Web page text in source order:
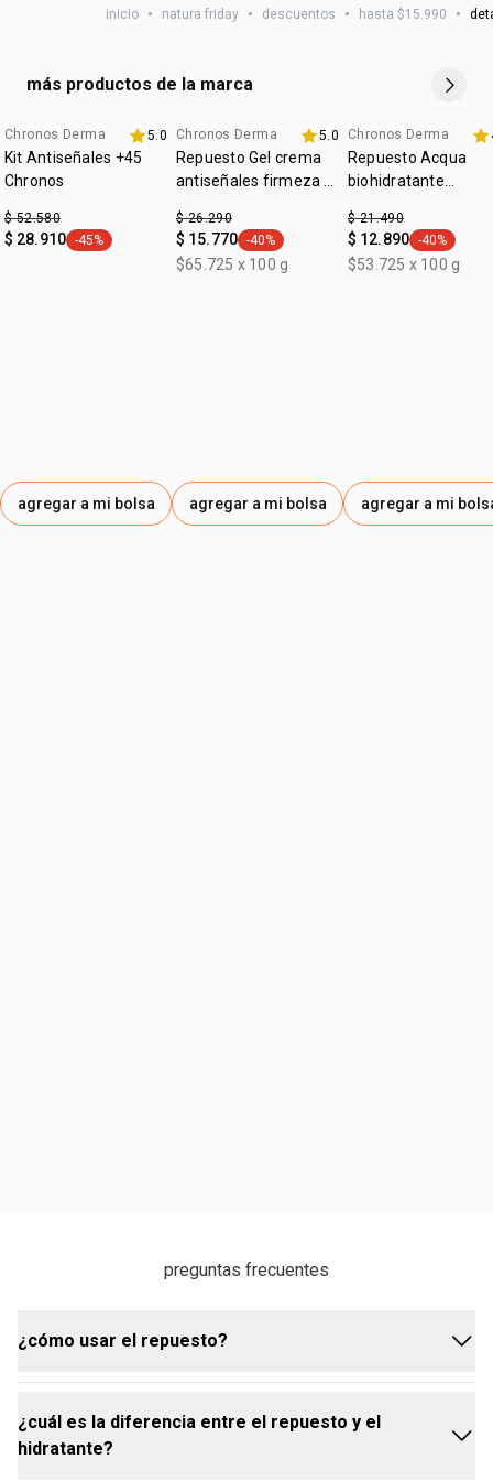
la disminución de residuos
y cuello limpios y secos, antes de la crema antiedad,
inicio • natura friday • descuentos • hasta $15.990 •
más productos de la marca
oferta Relámpago
Chronos Derma 5.0
Kit Antiseñales +45
Chronos
$ 52.580
$ 28.910 general.tag -45%
-45%
agregar a mi bolsa
Chronos Derma 5.0
Repuesto Gel crema
antiseñales​ firmeza y
45+ día
$ 26.290
$ 15.770 general.tag -40%
-40%
$65.725 x 100 g
agregar a mi bolsa
Chronos Derma
Repuesto Acqua
biohidratante
$ 21.490
$ 12.890 general.tag
-40%
$53.725 x 100 g
agregar a mi
preguntas frecuentes
¿cómo usar el repuesto?
retira el repuesto antiguo del envase y coloca el
nuevo, asegurándote de que quede bien ajustado
¿cuál es la diferencia entre el repuesto y el
hidratante?